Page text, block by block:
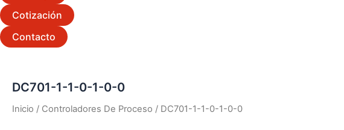
Cotización
Contacto
DC701-1-1-0-1-0-0
Inicio / Controladores De Proceso / DC701-1-1-0-1-0-0